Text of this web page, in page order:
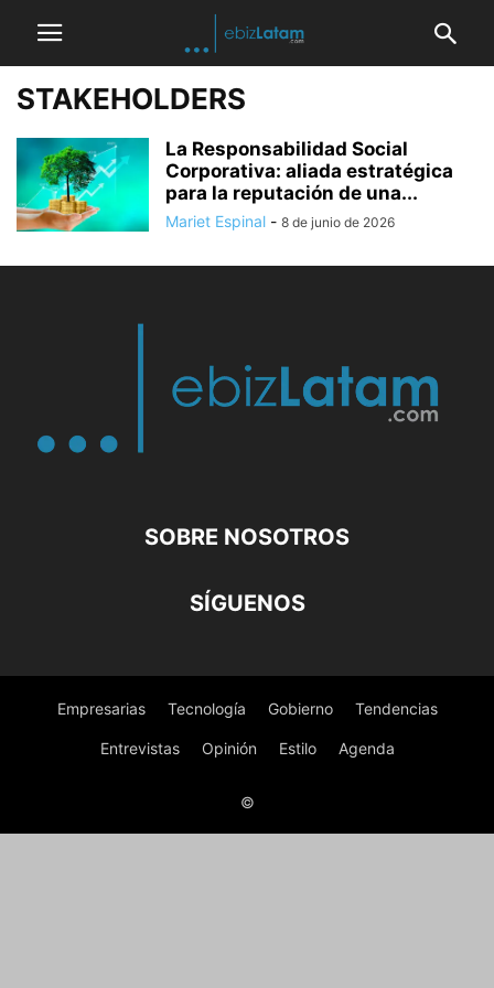
STAKEHOLDERS
La Responsabilidad Social
Corporativa: aliada estratégica
para la reputación de una...
Mariet Espinal - 8 de junio de 2026
SOBRE NOSOTROS
SÍGUENOS
Empresarias Tecnología Gobierno Tendencias
Entrevistas Opinión Estilo Agenda
©